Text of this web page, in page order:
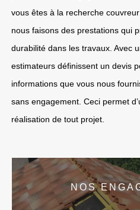
vous êtes à la recherche
nous faisons des prestations qui
durabilité dans les travaux. Avec
estimateurs définissent un devis
informations que vous nous
sans engagement. Ceci permet
réalisation de tout projet.
NOS